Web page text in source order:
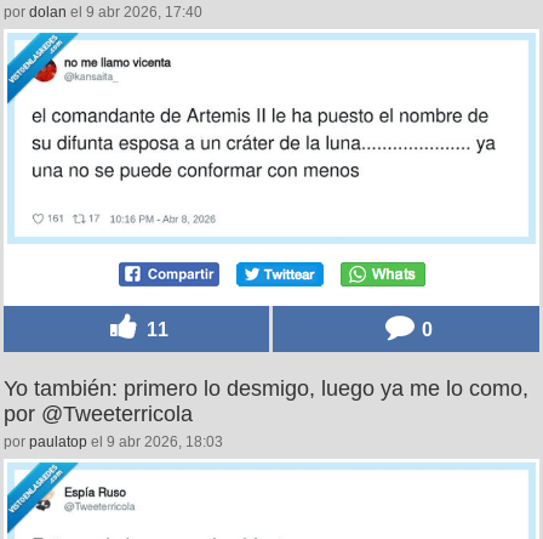
por dolan el 9 abr 2026, 17:40
11 0
Yo también: primero lo desmigo, luego ya me lo como,
por @Tweeterricola
por paulatop el 9 abr 2026, 18:03